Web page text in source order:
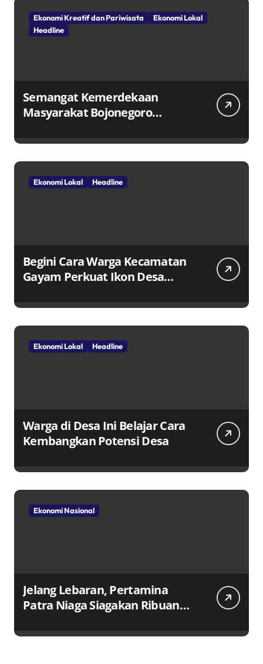
Ekonomi Kreatif dan Pariwisata
Ekonomi Lokal
Headline
Semangat Kemerdekaan
Masyarakat Bojonegoro
Ekonomi Lokal Headline
Begini Cara Warga Kecamatan
Gayam Perkuat Ikon Desa
Melalui TPID
Ekonomi Lokal Headline
Warga di Desa Ini Belajar Cara
Kembangkan Potensi Desa
Ekonomi Nasional
Jelang Lebaran, Pertamina
Patra Niaga Siagakan Ribuan